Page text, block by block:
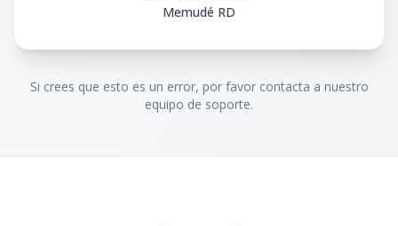
Memudé RD
Si crees que esto es un error, por favor contacta a nuestro
equipo de soporte.